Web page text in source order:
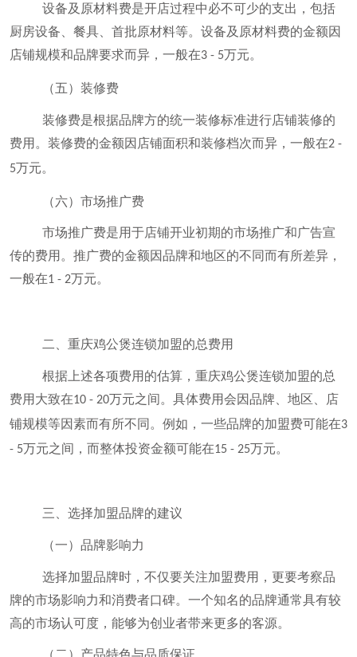
设备及原材料费是开店过程中必不可少的支出，包括
厨房设备、餐具、首批原材料等。设备及原材料费的金额因
店铺规模和品牌要求而异，一般在3 - 5万元。
（五）装修费
装修费是根据品牌方的统一装修标准进行店铺装修的
费用。装修费的金额因店铺面积和装修档次而异，一般在2 -
5万元。
（六）市场推广费
市场推广费是用于店铺开业初期的市场推广和广告宣
传的费用。推广费的金额因品牌和地区的不同而有所差异，
一般在1 - 2万元。
二、重庆鸡公煲连锁加盟的总费用
根据上述各项费用的估算，重庆鸡公煲连锁加盟的总
费用大致在10 - 20万元之间。具体费用会因品牌、地区、店
铺规模等因素而有所不同。例如，一些品牌的加盟费可能在3
- 5万元之间，而整体投资金额可能在15 - 25万元。
三、选择加盟品牌的建议
（一）品牌影响力
选择加盟品牌时，不仅要关注加盟费用，更要考察品
牌的市场影响力和消费者口碑。一个知名的品牌通常具有较
高的市场认可度，能够为创业者带来更多的客源。